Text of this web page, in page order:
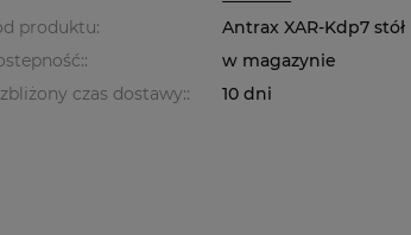
produktu:
Antrax XAR-Kdp7 stół
w magazynie
czas dostawy::
10 dni